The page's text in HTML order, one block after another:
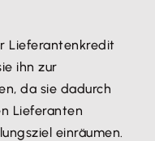
Lieferantenkredit
ihn zur
da sie dadurch
Lieferanten
einräumen.